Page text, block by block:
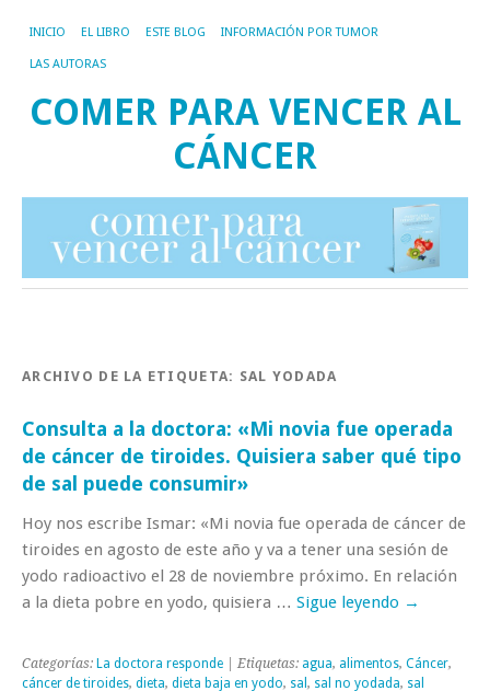
INICIO EL LIBRO ESTE BLOG INFORMACIÓN POR TUMOR
LAS AUTORAS
COMER PARA VENCER AL
CÁNCER
ARCHIVO DE LA ETIQUETA: SAL YODADA
Consulta a la doctora: «Mi novia fue operada
de cáncer de tiroides. Quisiera saber qué tipo
de sal puede consumir»
Hoy nos escribe Ismar: «Mi novia fue operada de cáncer de
tiroides en agosto de este año y va a tener una sesión de
yodo radioactivo el 28 de noviembre próximo. En relación
a la dieta pobre en yodo, quisiera … Sigue leyendo →
Categorías: La doctora responde | Etiquetas: agua, alimentos, Cáncer,
cáncer de tiroides, dieta, dieta baja en yodo, sal , sal no yodada, sal